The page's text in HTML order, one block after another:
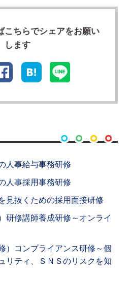
こちらでシェアをお願い
します
人事給与事務研修
人事採用事務研修
見抜くための採用面接研修
研修講師養成研修～オンライ
）コンプライアンス研修～個
リティ、ＳＮＳのリスクを知